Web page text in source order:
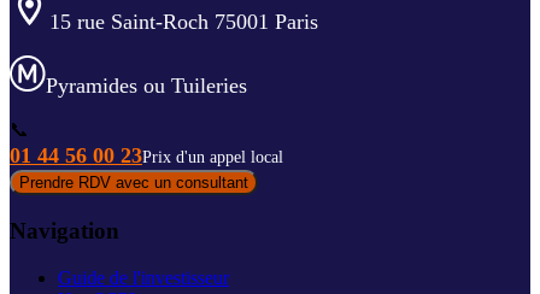
15 rue Saint-Roch 75001 Paris
Pyramides ou Tuileries
📞
01 44 56 00 23Prix d'un appel local
Prendre RDV avec un consultant
Navigation
Guide de l'investisseur